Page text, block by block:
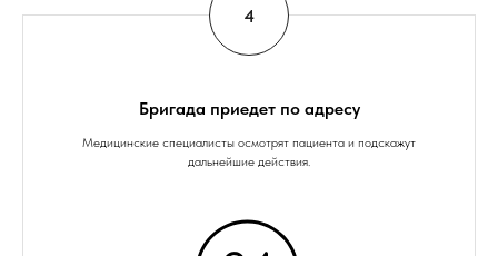
Бригада приедет по адресу
Медицинские специалисты осмотрят пациента и подскажут
дальнейшие действия.